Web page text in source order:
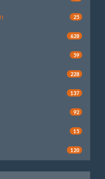
25
628
59
228
137
92
15
120